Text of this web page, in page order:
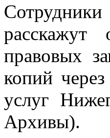
Сотрудники
правовых
копий
услуг
Архивы).